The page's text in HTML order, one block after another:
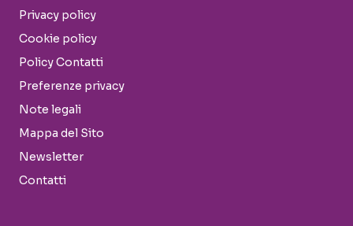
Privacy policy
Cookie policy
Policy Contatti
Preferenze privacy
Note legali
Mappa del Sito
Newsletter
Contatti